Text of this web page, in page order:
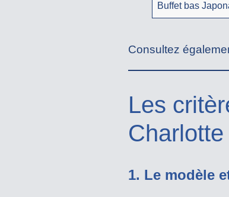
Buffet bas
Consultez
Les
1. Le modèle